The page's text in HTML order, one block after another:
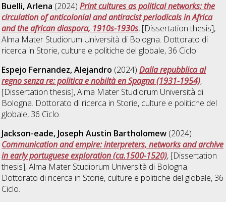
Buelli, Arlena (2024)Print cultures as political networks: the
circulation of anticolonial and antiracist periodicals in Africa
and the african diaspora, 1910s-1930s, [Dissertation thesis],
Alma Mater Studiorum Università di Bologna. Dottorato di
ricerca in Storie, culture e politiche del globale, 36 Ciclo.
Espejo Fernandez, Alejandro (2024)Dalla repubblica al
regno senza re: politica e nobiltà en Spagna (1931-1954),
[Dissertation thesis], Alma Mater Studiorum Università di
Bologna. Dottorato di ricerca in Storie, culture e politiche del
globale, 36 Ciclo.
Jackson-eade, Joseph Austin Bartholomew (2024)
Communication and empire: interpreters, networks and archive
in early portuguese exploration (ca.1500-1520), [Dissertation
thesis], Alma Mater Studiorum Università di Bologna.
Dottorato di ricerca in Storie, culture e politiche del globale, 36
Ciclo.